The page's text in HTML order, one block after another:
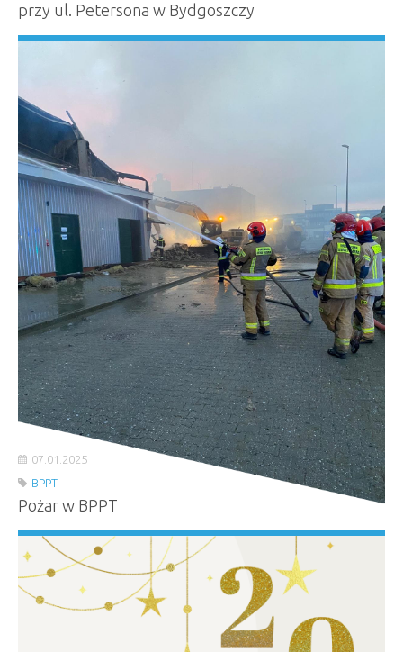
przy ul. Petersona w Bydgoszczy
07.01.2025
BPPT
Pożar w BPPT